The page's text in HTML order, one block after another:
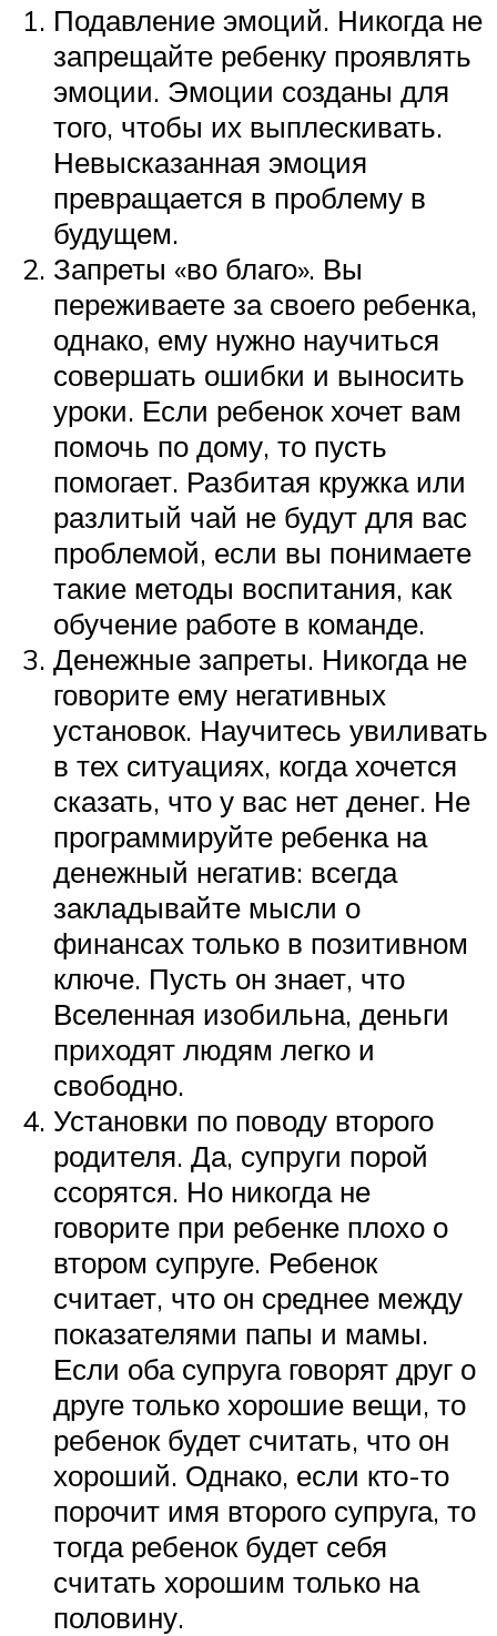
Подавление эмоций. Никогда не
запрещайте ребенку проявлять
эмоции. Эмоции созданы для
того, чтобы их выплескивать.
Невысказанная эмоция
превращается в проблему в
будущем.
Запреты «во благо». Вы
переживаете за своего ребенка,
однако, ему нужно научиться
совершать ошибки и выносить
уроки. Если ребенок хочет вам
помочь по дому, то пусть
помогает. Разбитая кружка или
разлитый чай не будут для вас
проблемой, если вы понимаете
такие методы воспитания, как
обучение работе в команде.
Денежные запреты. Никогда не
говорите ему негативных
установок. Научитесь увиливать
в тех ситуациях, когда хочется
сказать, что у вас нет денег. Не
программируйте ребенка на
денежный негатив: всегда
закладывайте мысли о
финансах только в позитивном
ключе. Пусть он знает, что
Вселенная изобильна, деньги
приходят людям легко и
свободно.
Установки по поводу второго
родителя. Да, супруги порой
ссорятся. Но никогда не
говорите при ребенке плохо о
втором супруге. Ребенок
считает, что он среднее между
показателями папы и мамы.
Если оба супруга говорят друг о
друге только хорошие вещи, то
ребенок будет считать, что он
хороший. Однако, если кто-то
порочит имя второго супруга, то
тогда ребенок будет себя
считать хорошим только на
половину.